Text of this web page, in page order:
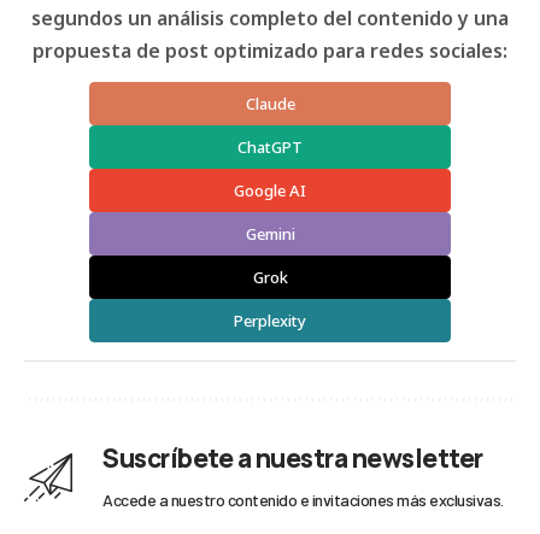
segundos un análisis completo del contenido y una
propuesta de post optimizado para redes sociales:
Claude
ChatGPT
Google AI
Gemini
Grok
Perplexity
Suscríbete a nuestra newsletter
Accede a nuestro contenido e invitaciones más exclusivas.